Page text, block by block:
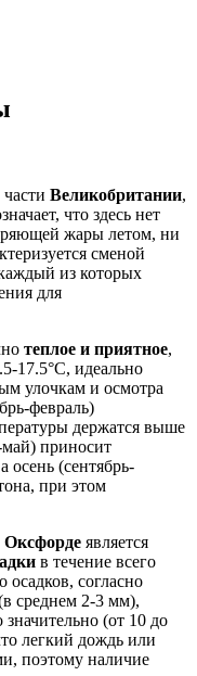
Великобритании,
что здесь нет
жары летом, ни
сменой
из которых
для
теплое и приятное,
17.5°C, идеально
улочкам и осмотра
февраль)
держатся выше
май) приносит
осень (сентябрь-
при этом
Оксфорде является
в течение всего
осадков, согласно
среднем 2-3 мм),
(от 10 до
легкий дождь или
поэтому наличие